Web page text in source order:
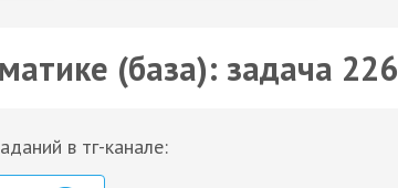
(база): задача 226
в тг-канале: